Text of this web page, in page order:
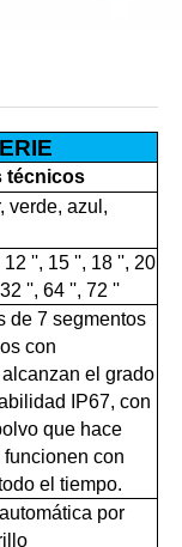
técnicos
verde, azul,
12 '', 15 '', 18 '', 20
'', 64 '', 72 ''
de 7 segmentos
con
el grado
IP67, con
que hace
con
el tiempo.
por